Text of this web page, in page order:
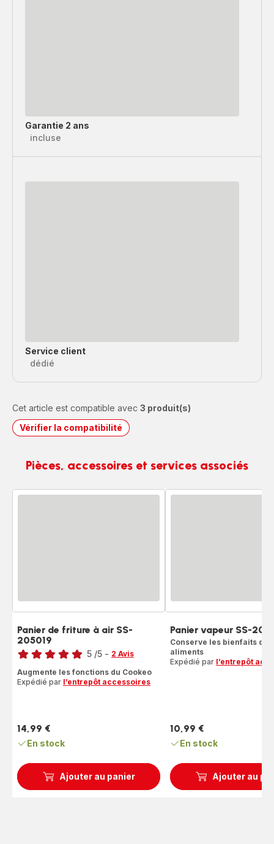
Garantie 2 ans
incluse
Service client
dédié
Cet article est compatible avec 3 produit(s)
Vérifier la compatibilité
Pièces, accessoires et services associés
Ajouter au panier
Panier de friture à air SS-
205019
Note
5
étoiles
5 /5 - 2 Avis
Augmente les fonctions du Cookeo
Expédié par l’entrepôt accessoires
Prix
14,99 €
En stock
Ajouter au
Panier vapeur SS-
Conserve les bienfaits de
aliments
Expédié par l’entrepôt
Prix
10,99 €
En stock